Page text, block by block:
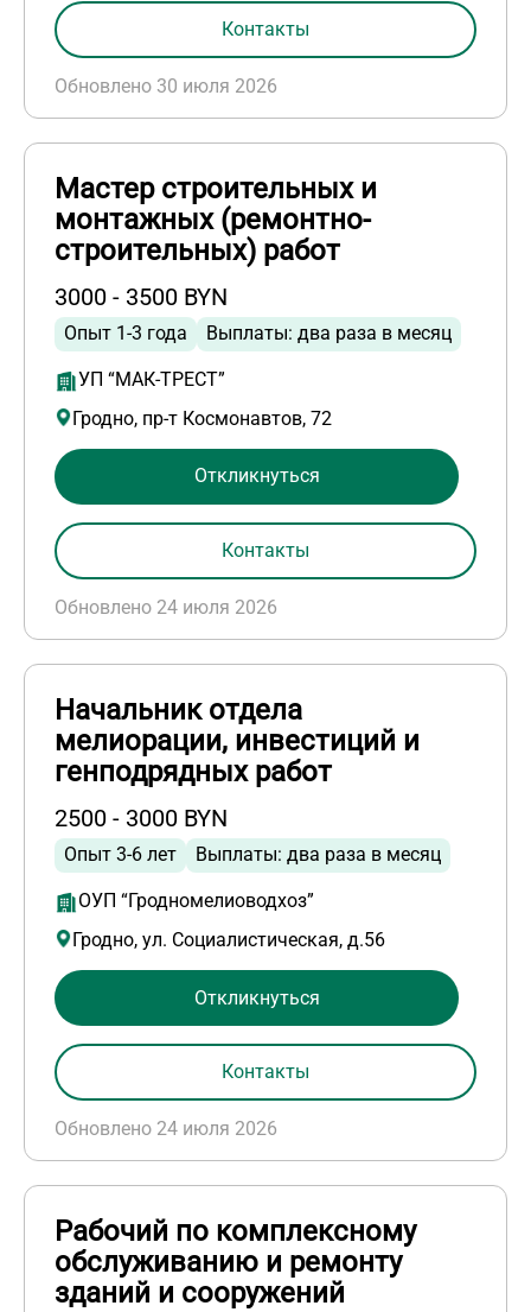
Обновлено 30 июля 2026
Контакты
Мастер строительных и
монтажных (ремонтно-
строительных) работ
3000 - 3500 BYN
Опыт 1-3 года Выплаты: два раза в месяц
УП “МАК-ТРЕСТ”
Гродно, пр-т Космонавтов, 72
Обновлено 24 июля 2026
Откликнуться
Контакты
Начальник отдела
мелиорации, инвестиций и
генподрядных работ
2500 - 3000 BYN
Опыт 3-6 лет Выплаты: два раза в месяц
ОУП “Гродномелиоводхоз”
Гродно, ул. Социалистическая, д.56
Обновлено 24 июля 2026
Откликнуться
Контакты
Рабочий по комплексному
обслуживанию и ремонту
зданий и сооружений